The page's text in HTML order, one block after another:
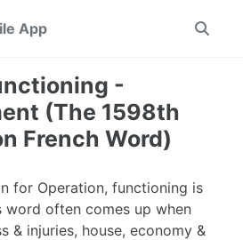
App
Toggle
-
(The 1598th
French Word)
for Operation, functioning is
word often comes up when
& injuries, house, economy &